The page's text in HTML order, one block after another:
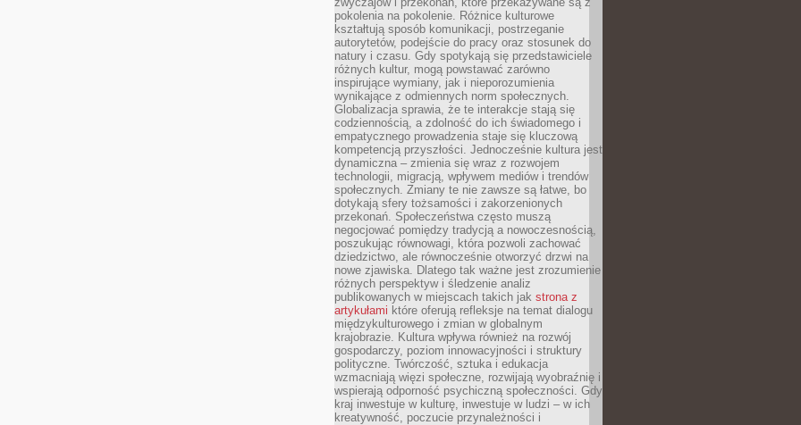
pokolenia na pokolenie. Różnice kulturowe
kształtują sposób komunikacji, postrzeganie
autorytetów, podejście do pracy oraz stosunek do
natury i czasu. Gdy spotykają się przedstawiciele
różnych kultur, mogą powstawać zarówno
inspirujące wymiany, jak i nieporozumienia
wynikające z odmiennych norm społecznych.
Globalizacja sprawia, że te interakcje stają się
codziennością, a zdolność do ich świadomego i
empatycznego prowadzenia staje się kluczową
kompetencją przyszłości. Jednocześnie kultura jest
dynamiczna – zmienia się wraz z rozwojem
technologii, migracją, wpływem mediów i trendów
społecznych. Zmiany te nie zawsze są łatwe, bo
dotykają sfery tożsamości i zakorzenionych
przekonań. Społeczeństwa często muszą
negocjować pomiędzy tradycją a nowoczesnością,
poszukując równowagi, która pozwoli zachować
dziedzictwo, ale równocześnie otworzyć drzwi na
nowe zjawiska. Dlatego tak ważne jest zrozumienie
różnych perspektyw i śledzenie analiz
publikowanych w miejscach takich jak strona z
artykułami które oferują refleksje na temat dialogu
międzykulturowego i zmian w globalnym
krajobrazie. Kultura wpływa również na rozwój
gospodarczy, poziom innowacyjności i struktury
polityczne. Twórczość, sztuka i edukacja
wzmacniają więzi społeczne, rozwijają wyobraźnię i
wspierają odporność psychiczną społeczności. Gdy
kraj inwestuje w kulturę, inwestuje w ludzi – w ich
kreatywność, poczucie przynależności i